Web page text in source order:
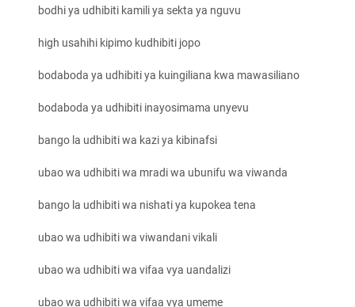
bodhi ya udhibiti kamili ya sekta ya nguvu
high usahihi kipimo kudhibiti jopo
bodaboda ya udhibiti ya kuingiliana kwa mawasiliano
bodaboda ya udhibiti inayosimama unyevu
bango la udhibiti wa kazi ya kibinafsi
ubao wa udhibiti wa mradi wa ubunifu wa viwanda
bango la udhibiti wa nishati ya kupokea tena
ubao wa udhibiti wa viwandani vikali
ubao wa udhibiti wa vifaa vya uandalizi
ubao wa udhibiti wa vifaa vya umeme